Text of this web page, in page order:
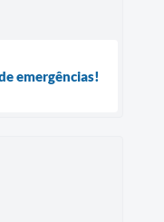
emergências!